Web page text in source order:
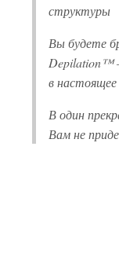
структуры
Вы будете
Depilation™
в
В один
Вам не